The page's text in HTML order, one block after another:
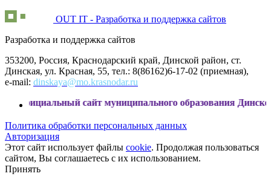
OUT IT - Разработка и поддержка сайтов
Разработка и поддержка сайтов
353200, Россия, Краснодарский край, Динской район, ст.
Динская, ул. Красная, 55, тел.: 8(86162)6-17-02 (приемная),
e-mail: dinskaya@mo.krasnodar.ru
сайт муниципального образования Динской район
Политика обработки персональных данных
Авторизация
Этот сайт использует файлы cookie. Продолжая пользоваться
сайтом, Вы соглашаетесь с их использованием.
Принять